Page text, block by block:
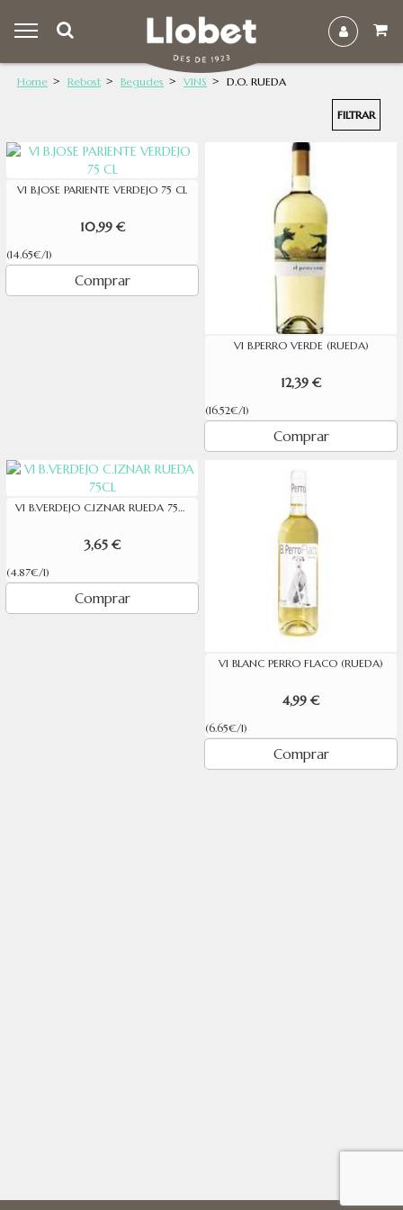
Home Rebost Begudes VINS D.O. RUEDA
FILTRAR
VI B.JOSE PARIENTE VERDEJO 75 CL
10,99 €
(14.65€/l)
Comprar
VI B.PERRO VERDE (RUEDA)
12,39 €
(16.52€/l)
Comprar
VI B.VERDEJO C.IZNAR RUEDA 75CL
3,65 €
(4.87€/l)
Comprar
VI BLANC PERRO FLACO (RUEDA)
4,99 €
(6.65€/l)
Comprar